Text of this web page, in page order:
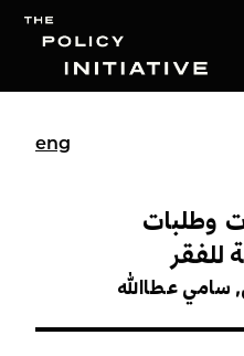
eng
وطلبات
للفقر
سامي عطاالله
Search